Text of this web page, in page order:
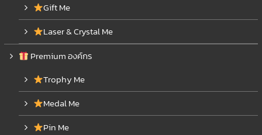
Gift Me
Laser & Crystal Me
Premium องค์กร
Trophy Me
Medal Me
Pin Me